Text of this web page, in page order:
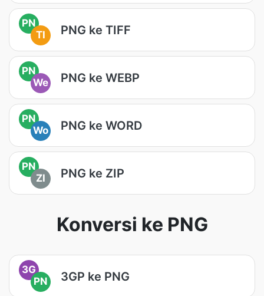
PN
TI
PNG ke TIFF
PN
We
PNG ke WEBP
PN
Wo
PNG ke WORD
PN
ZI
PNG ke ZIP
Konversi ke PNG
3G
PN
3GP ke PNG